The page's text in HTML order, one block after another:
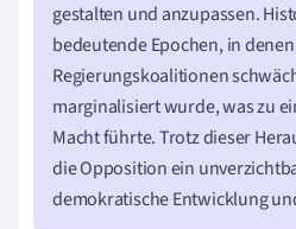
gestalten und anzupassen.
bedeutende Epochen, in
Regierungskoalitionen
marginalisiert wurde, was zu
Macht führte. Trotz dieser
die Opposition ein
demokratische Entwicklung